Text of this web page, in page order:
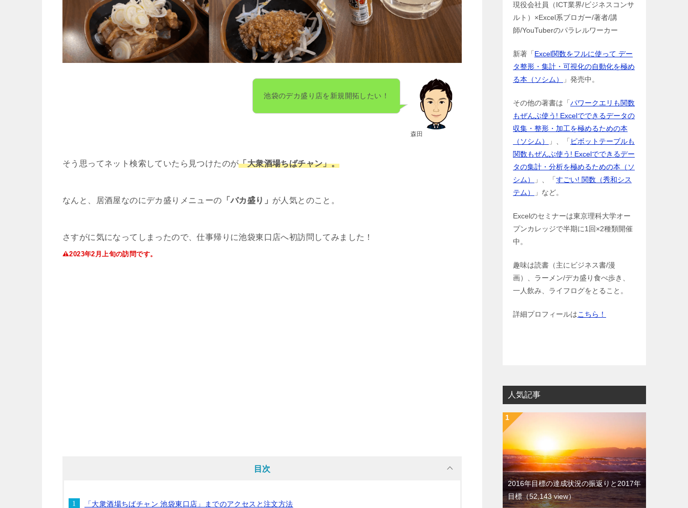
森田
池袋のデカ盛り店を新規開拓したい！
そう思ってネット検索していたら見つけたのが「大衆酒場ちばチャン」。
なんと、居酒屋なのにデカ盛りメニューの 「バカ盛り」 が人気とのこと。
さすがに気になってしまったので、仕事帰りに池袋東口店へ初訪問してみました！
2023年2月上旬の訪問です。
目次
「大衆酒場ちばチャン 池袋東口店」までのアクセスと注文方法
現役会社員（ICT業界/ビジネスコンサ
ルト）×Excel系ブロガー/著者/講
師/YouTuberのパラレルワーカー
新著「 Excel関数をフルに使って デー
タ整形・集計・可視化の自動化を極め
る本（ソシム）
」発売中。
その他の著書は「 パワークエリも関数
もぜんぶ使う! Excelでできるデータの
収集・整形・加工を極めるための本
（ソシム）
」、「 ピボットテーブルも
関数もぜんぶ使う! Excelでできるデー
タの集計・分析を極めるための本（ソ
シム）
」、「 すごい! 関数（秀和シス
テム）
」など。
Excelのセミナーは東京理科大学オー
プンカレッジで半期に1回×2種類開催
中。
趣味は読書（主にビジネス書/漫
画）、ラーメン/デカ盛り食べ歩き、
一人飲み、ライフログをとること。
詳細プロフィールはこちら！
人気記事
2016年目標の達成状況の振返りと2017年
目標（52,143 view）